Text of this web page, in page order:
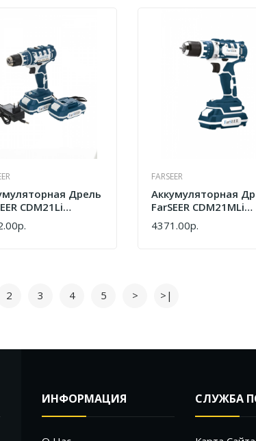
Дрель
CDM21Li
FARSEER
Аккумуляторная
FarSEER CDM21MLi
(7727000012)
4371.00р.
КУПИТЬ
2 3 4 5 > >|
ИНФОРМАЦИЯ СЛУЖБА